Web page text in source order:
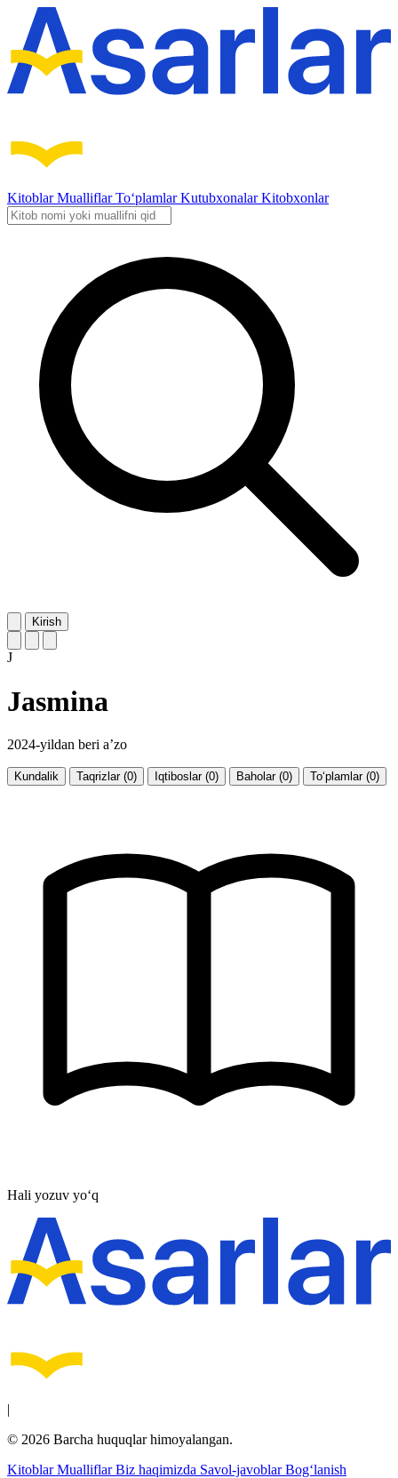
KitoblarMualliflarTo‘plamlarKutubxonalarKitobxonlar
Kirish
J
Jasmina
2024-yildan beri a’zo
Kundalik Taqrizlar (0) Iqtiboslar (0) Baholar (0) To‘plamlar (0)
Hali yozuv yo‘q
|
© 2026 Barcha huquqlar himoyalangan.
KitoblarMualliflarBiz haqimizda Savol-javoblarBog‘lanish